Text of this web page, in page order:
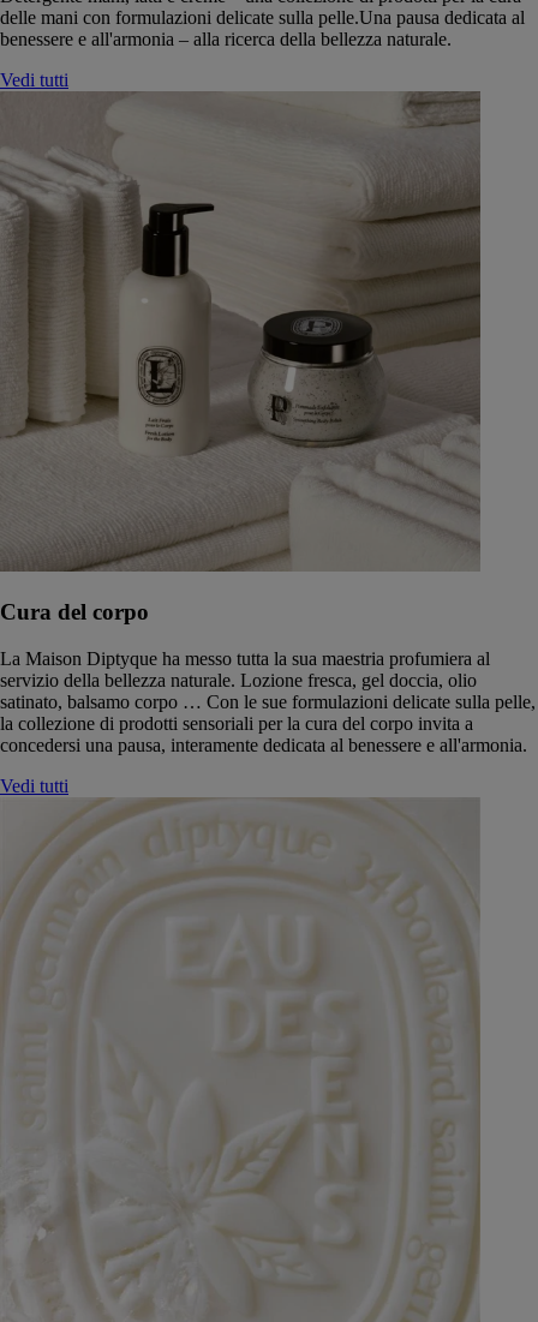
delle mani con formulazioni delicate sulla pelle.Una pausa dedicata al
benessere e all'armonia – alla ricerca della bellezza naturale.
Vedi tutti
Cura del corpo
La Maison Diptyque ha messo tutta la sua maestria profumiera al
servizio della bellezza naturale. Lozione fresca, gel doccia, olio
satinato, balsamo corpo … Con le sue formulazioni delicate sulla pelle,
la collezione di prodotti sensoriali per la cura del corpo invita a
concedersi una pausa, interamente dedicata al benessere e all'armonia.
Vedi tutti